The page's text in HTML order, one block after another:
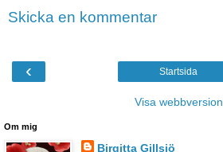
Skicka en kommentar
‹ Startsida
Visa webbversion
Om mig
Birgitta Gillsjö